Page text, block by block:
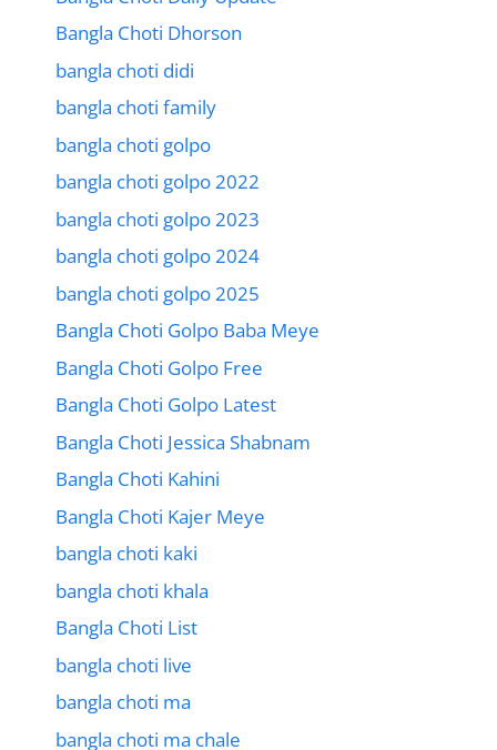
Bangla Choti Dhorson
bangla choti didi
bangla choti family
bangla choti golpo
bangla choti golpo 2022
bangla choti golpo 2023
bangla choti golpo 2024
bangla choti golpo 2025
Bangla Choti Golpo Baba Meye
Bangla Choti Golpo Free
Bangla Choti Golpo Latest
Bangla Choti Jessica Shabnam
Bangla Choti Kahini
Bangla Choti Kajer Meye
bangla choti kaki
bangla choti khala
Bangla Choti List
bangla choti live
bangla choti ma
bangla choti ma chale